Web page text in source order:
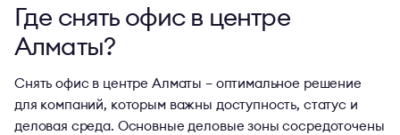
Где снять офис в центре
Алматы?
Снять офис в центре Алматы – оптимальное решение
для компаний, которым важны доступность, статус и
деловая среда. Основные деловые зоны сосредоточены